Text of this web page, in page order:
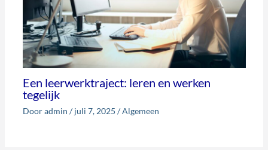
Een leerwerktraject: leren en werken
tegelijk
Door admin /juli 7, 2025 /Algemeen